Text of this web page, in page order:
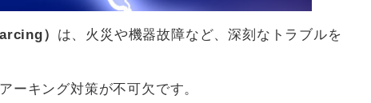
） は、火災や機器故障など、深刻なトラブルを
ーキング対策が不可欠です。